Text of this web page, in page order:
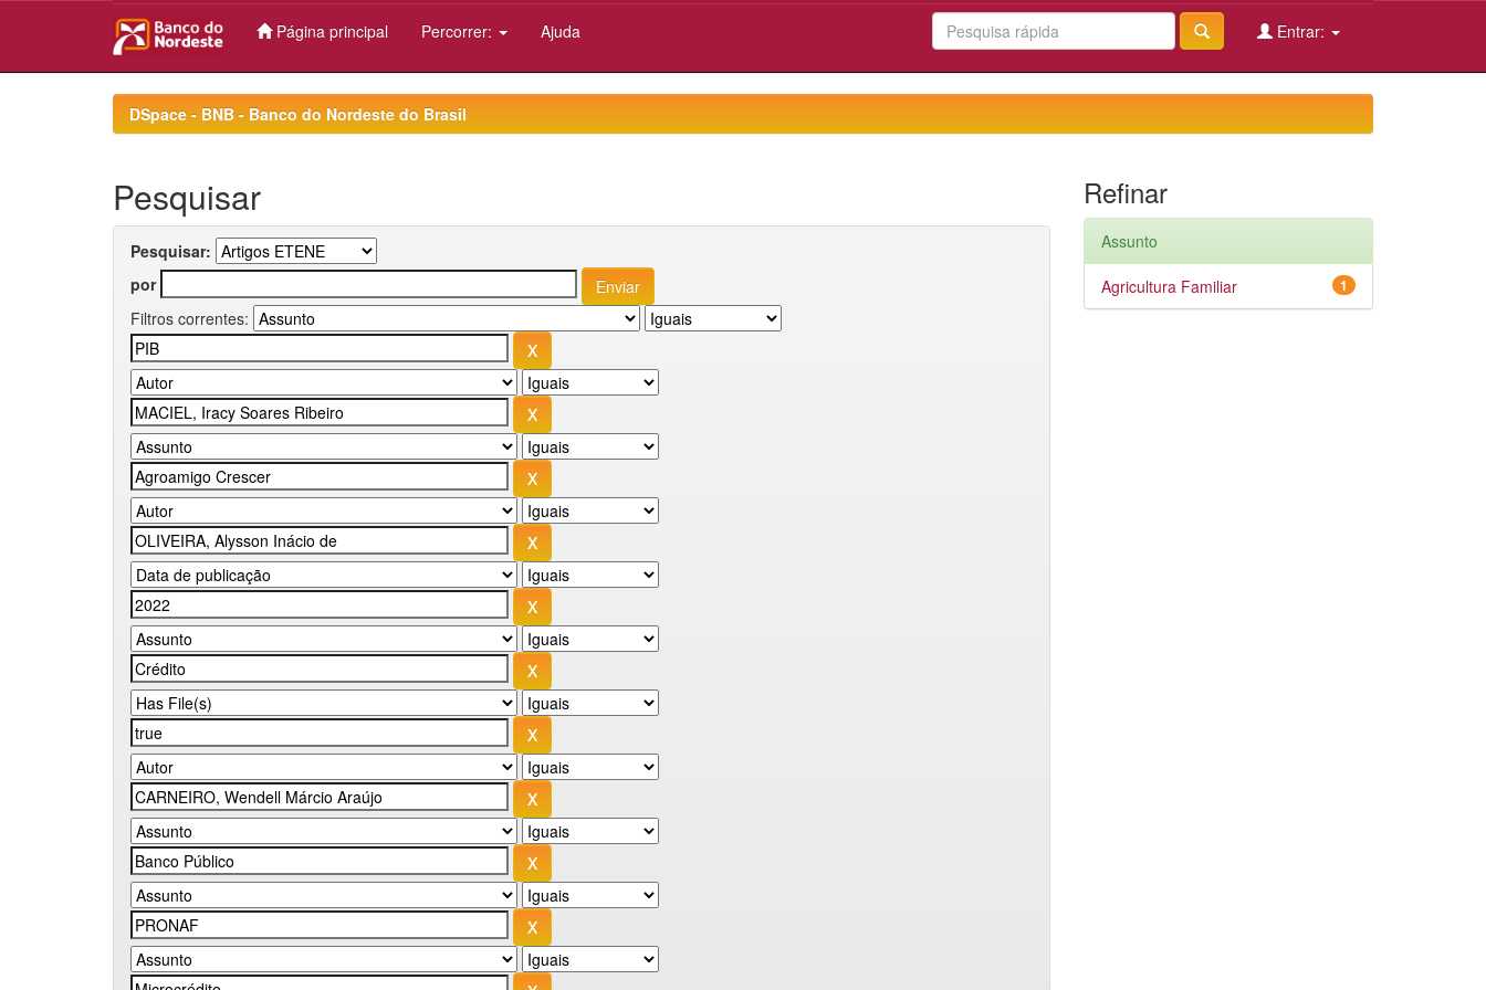
Página principal Percorrer: Ajuda Entrar:
DSpace - BNB - Banco do Nordeste do Brasil
Pesquisar
Pesquisar:
por
Filtros correntes:
Refinar
Assunto
1
Agricultura Familiar